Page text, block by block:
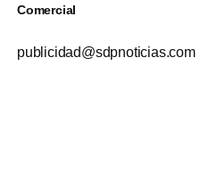
Comercial
publicidad@sdpnoticias.com